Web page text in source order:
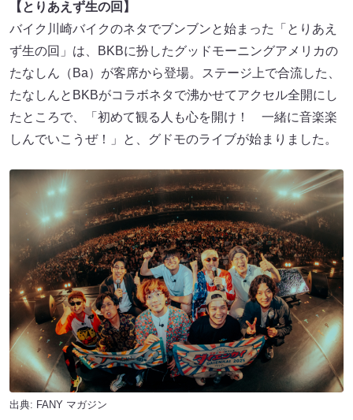
【とりあえず生の回】
バイク川崎バイクのネタでブンブンと始まった「とりあえ
ず生の回」は、BKBに扮したグッドモーニングアメリカの
たなしん（Ba）が客席から登場。ステージ上で合流した、
たなしんとBKBがコラボネタで沸かせてアクセル全開にし
たところで、「初めて観る人も心を開け！ 一緒に音楽楽
しんでいこうぜ！」と、グドモのライブが始まりました。
出典: FANY マガジン